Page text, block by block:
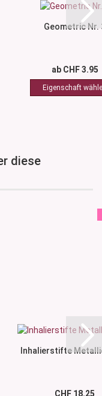
Geometric Nr.
ab CHF 3.95
diese
Inhalierstifte
CHF 18.25